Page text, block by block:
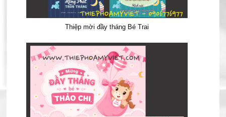
Thiệp mời đầy tháng Bé Trai